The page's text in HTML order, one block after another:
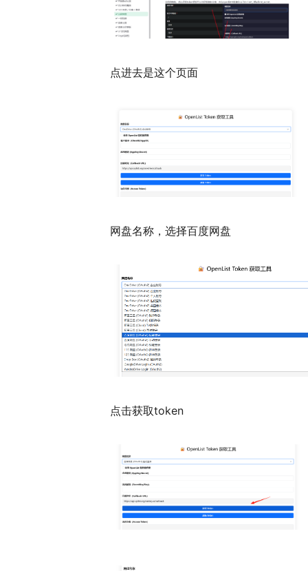
点进去是这个页面
网盘名称，选择百度网盘
点击获取token